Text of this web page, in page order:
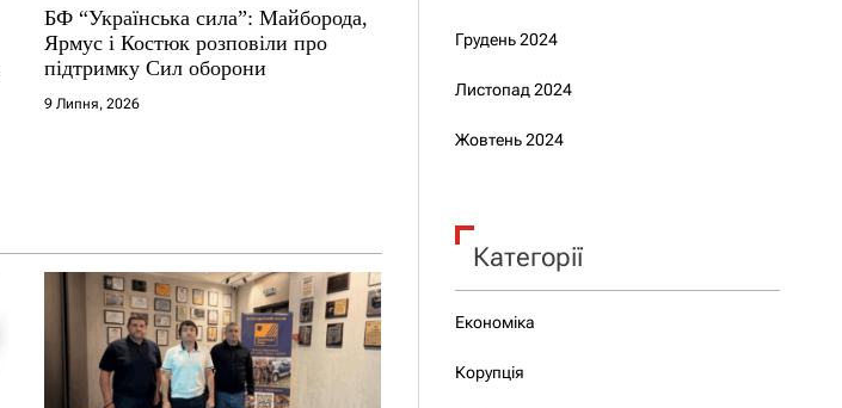
БФ “Українська сила”: Майборода,
Ярмус і Костюк розповіли про
підтримку Сил оборони
9 Липня, 2026
Грудень 2024
Листопад 2024
Жовтень 2024
Категорії
Економіка
Корупція